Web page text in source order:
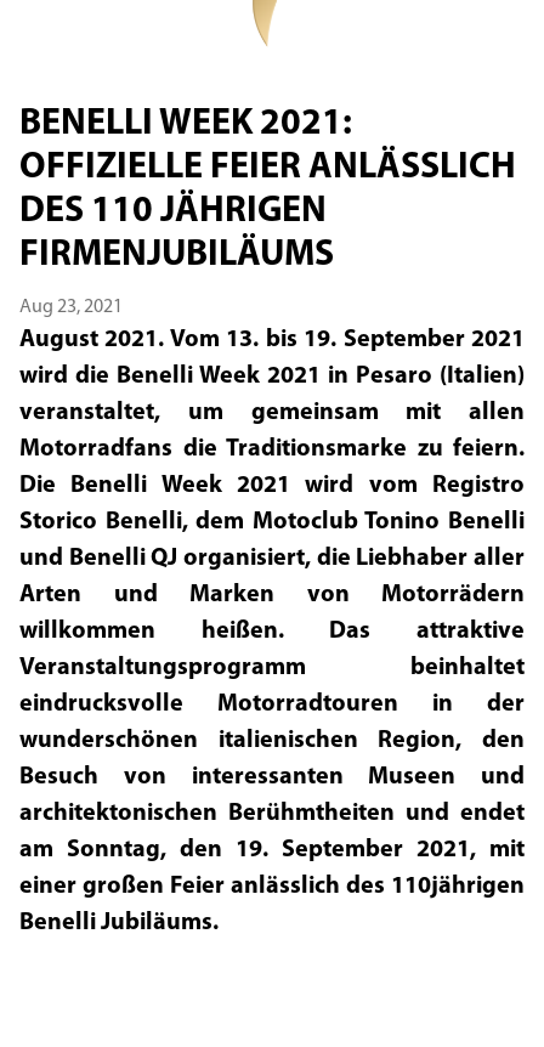
BENELLI WEEK 2021:
OFFIZIELLE FEIER ANLÄSSLICH
DES 110 JÄHRIGEN
FIRMENJUBILÄUMS
Aug 23, 2021
August 2021. Vom 13. bis 19. September 2021
wird die Benelli Week 2021 in Pesaro (Italien)
veranstaltet, um gemeinsam mit allen
Motorradfans die Traditionsmarke zu feiern.
Die Benelli Week 2021 wird vom Registro
Storico Benelli, dem Motoclub Tonino Benelli
und Benelli QJ organisiert, die Liebhaber aller
Arten und Marken von Motorrädern
willkommen heißen. Das attraktive
Veranstaltungsprogramm beinhaltet
eindrucksvolle Motorradtouren in der
wunderschönen italienischen Region, den
Besuch von interessanten Museen und
architektonischen Berühmtheiten und endet
am Sonntag, den 19. September 2021, mit
einer großen Feier anlässlich des 110jährigen
Benelli Jubiläums.